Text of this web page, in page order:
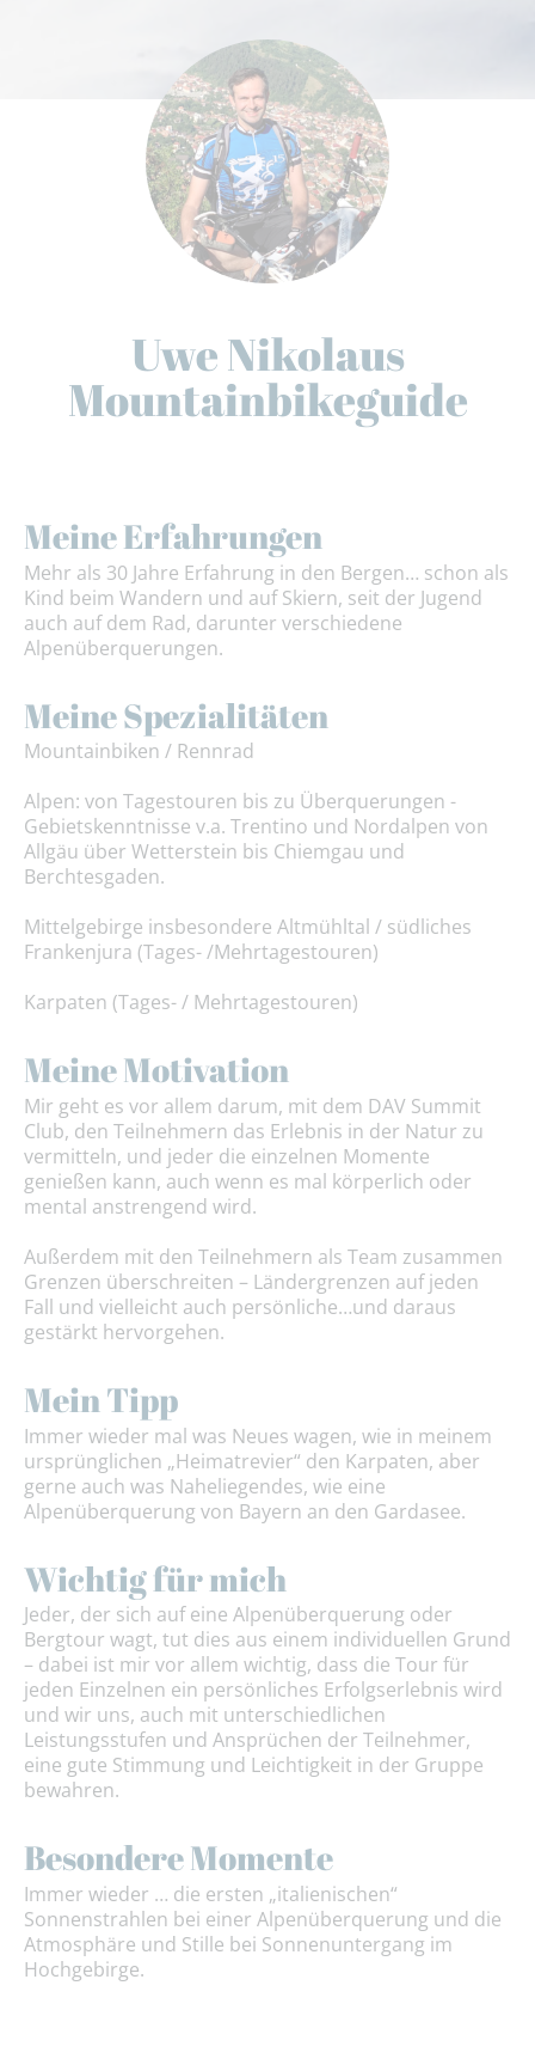
Uwe Nikolaus
Mountainbikeguide
Meine Erfahrungen
Mehr als 30 Jahre Erfahrung in den Bergen… schon als
Kind beim Wandern und auf Skiern, seit der Jugend
auch auf dem Rad, darunter verschiedene
Alpenüberquerungen.
Meine Spezialitäten
Mountainbiken / Rennrad
Alpen: von Tagestouren bis zu Überquerungen -
Gebietskenntnisse v.a. Trentino und Nordalpen von
Allgäu über Wetterstein bis Chiemgau und
Berchtesgaden.
Mittelgebirge insbesondere Altmühltal / südliches
Frankenjura (Tages- /Mehrtagestouren)
Karpaten (Tages- / Mehrtagestouren)
Meine Motivation
Mir geht es vor allem darum, mit dem DAV Summit
Club, den Teilnehmern das Erlebnis in der Natur zu
vermitteln, und jeder die einzelnen Momente
genießen kann, auch wenn es mal körperlich oder
mental anstrengend wird.
Außerdem mit den Teilnehmern als Team zusammen
Grenzen überschreiten – Ländergrenzen auf jeden
Fall und vielleicht auch persönliche…und daraus
gestärkt hervorgehen.
Mein Tipp
Immer wieder mal was Neues wagen, wie in meinem
ursprünglichen „Heimatrevier“ den Karpaten, aber
gerne auch was Naheliegendes, wie eine
Alpenüberquerung von Bayern an den Gardasee.
Wichtig für mich
Jeder, der sich auf eine Alpenüberquerung oder
Bergtour wagt, tut dies aus einem individuellen Grund
– dabei ist mir vor allem wichtig, dass die Tour für
jeden Einzelnen ein persönliches Erfolgserlebnis wird
und wir uns, auch mit unterschiedlichen
Leistungsstufen und Ansprüchen der Teilnehmer,
eine gute Stimmung und Leichtigkeit in der Gruppe
bewahren.
Besondere Momente
Immer wieder … die ersten „italienischen“
Sonnenstrahlen bei einer Alpenüberquerung und die
Atmosphäre und Stille bei Sonnenuntergang im
Hochgebirge.